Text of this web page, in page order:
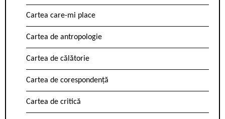
Cartea care-mi place
Cartea de antropologie
Cartea de călătorie
Cartea de corespondență
Cartea de critică